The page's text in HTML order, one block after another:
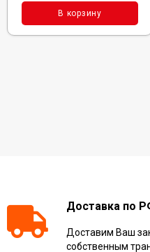
В корзину
Доставка по
Доставим Ваш
собственным